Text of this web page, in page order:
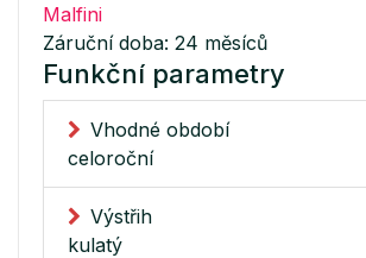
Malfini
Záruční doba: 24 měsíců
Funkční parametry
Vhodné období
celoroční
Výstřih
kulatý